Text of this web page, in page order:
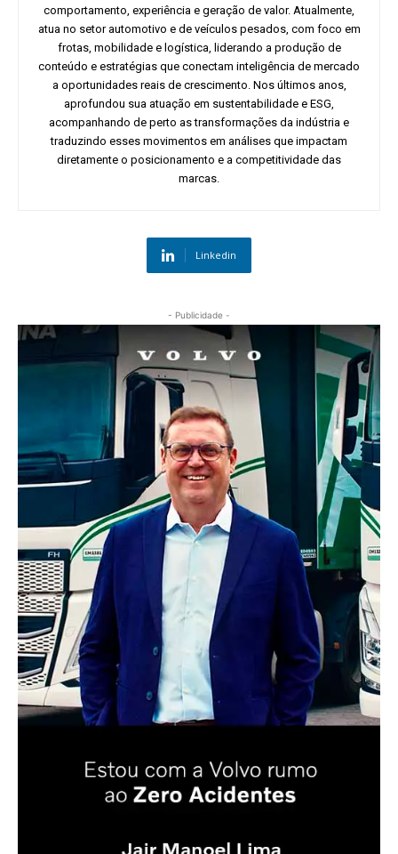
comportamento, experiência e geração de valor. Atualmente,
atua no setor automotivo e de veículos pesados, com foco em
frotas, mobilidade e logística, liderando a produção de
conteúdo e estratégias que conectam inteligência de mercado
a oportunidades reais de crescimento. Nos últimos anos,
aprofundou sua atuação em sustentabilidade e ESG,
acompanhando de perto as transformações da indústria e
traduzindo esses movimentos em análises que impactam
diretamente o posicionamento e a competitividade das
marcas.
Linkedin
- Publicidade -